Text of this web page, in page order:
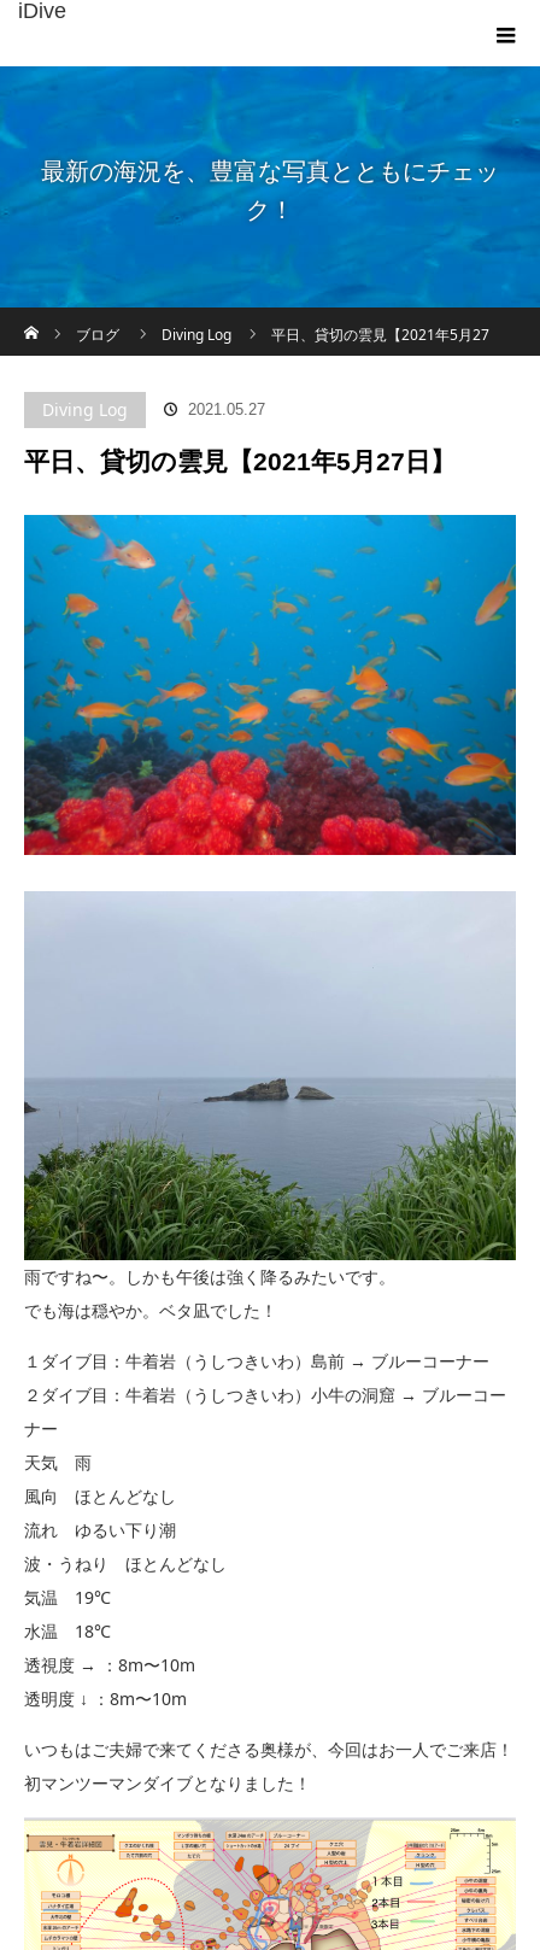
iDive
最新の海況を、豊富な写真とともにチェッ
ク！
ブログ
Diving Log 平日、貸切の雲見【2021年5月27
Diving Log 2021.05.27
平日、貸切の雲見【2021年5月27日】
雨ですね〜。しかも午後は強く降るみたいです。
でも海は穏やか。ベタ凪でした！
１ダイブ目：牛着岩（うしつきいわ）島前 → ブルーコーナー
２ダイブ目：牛着岩（うしつきいわ）小牛の洞窟 → ブルーコー
ナー
天気 雨
風向 ほとんどなし
流れ ゆるい下り潮
波・うねり ほとんどなし
気温 19℃
水温 18℃
透視度 → ：8m〜10m
透明度 ↓ ：8m〜10m
いつもはご夫婦で来てくださる奥様が、今回はお一人でご来店！
初マンツーマンダイブとなりました！